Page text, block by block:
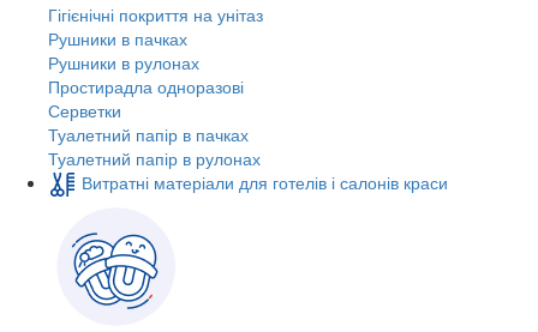
Гігієнічні покриття на унітаз
Рушники в пачках
Рушники в рулонах
Простирадла одноразові
Серветки
Туалетний папір в пачках
Туалетний папір в рулонах
Витратні матеріали для готелів і салонів краси